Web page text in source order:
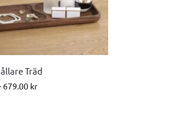
Träd
679.00 kr